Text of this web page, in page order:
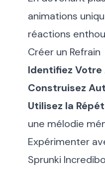
animations
réactions
Créer un Refrain
Identifiez
Construisez
Utilisez la
une mélodie
Expérimenter
Sprunki